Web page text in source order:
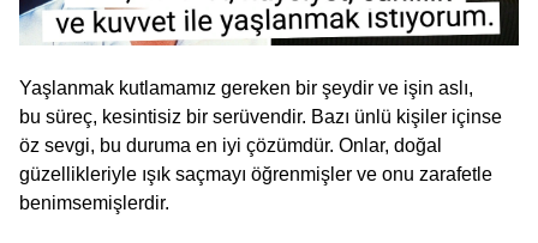
Yaşlanmak kutlamamız gereken bir şeydir ve işin aslı,
bu süreç, kesintisiz bir serüvendir. Bazı ünlü kişiler içinse
öz sevgi, bu duruma en iyi çözümdür. Onlar, doğal
güzellikleriyle ışık saçmayı öğrenmişler ve onu zarafetle
benimsemişlerdir.